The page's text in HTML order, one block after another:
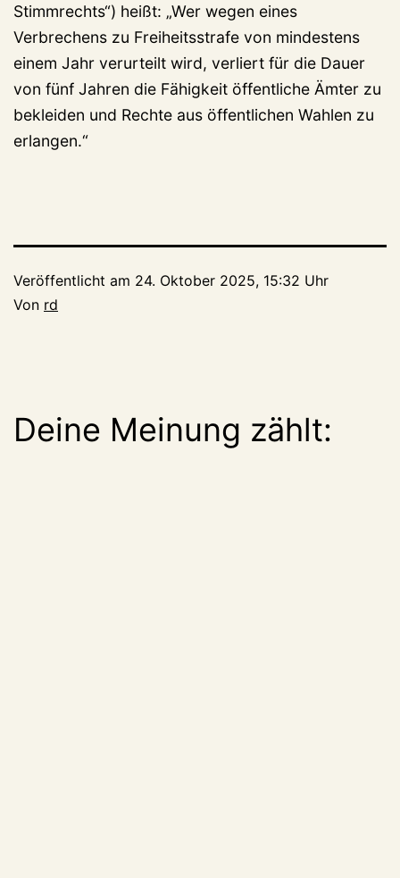
Stimmrechts“) heißt: „Wer wegen eines
Verbrechens zu Freiheitsstrafe von mindestens
einem Jahr verurteilt wird, verliert für die Dauer
von fünf Jahren die Fähigkeit öffentliche Ämter zu
bekleiden und Rechte aus öffentlichen Wahlen zu
erlangen.“
Veröffentlicht am 24. Oktober 2025, 15:32 Uhr
Von rd
Deine Meinung zählt: